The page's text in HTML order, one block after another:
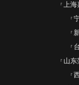
上海
山东